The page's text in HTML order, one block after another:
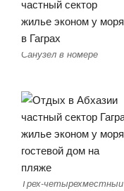
Санузел в номере
Трех-четырехместный